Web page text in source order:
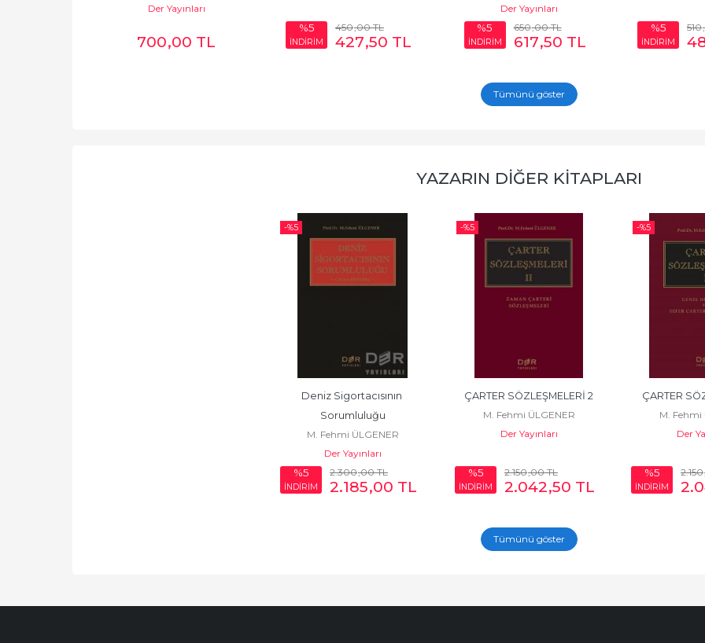
Der Yayınları
700,00 TL
%5
İNDİRİM
450,00TL
427,50 TL
Der Yayınları
%5
İNDİRİM
650,00TL
617,50 TL
%5
İNDİRİM
510
Tümünü göster
YAZARIN DIĞER KITAPLARI
-%5
Deniz Sigortacısının
Sorumluluğu
M. Fehmi ÜLGENER
Der Yayınları
%5
İNDİRİM
2.300,00TL
2.185,00 TL
-%5
ÇARTER SÖZLEŞMELERİ 2
M. Fehmi ÜLGENER
Der Yayınları
%5
İNDİRİM
2.150,00TL
2.042,50 TL
-%5
ÇARTER
M. Fehmi
Der
%5
İNDİRİM
2.150
Tümünü göster